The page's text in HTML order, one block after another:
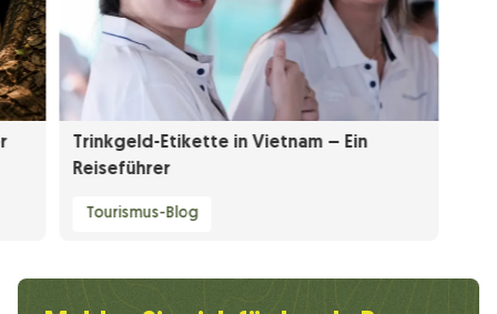
Trinkgeld-Etikette in Vietnam – Ein
Reiseführer
Tourismus-Blog